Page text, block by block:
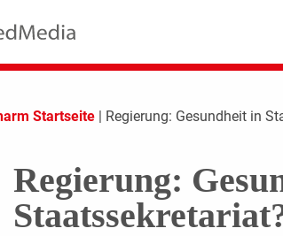
Startseite | Regierung: Gesundheit in
Regierung: